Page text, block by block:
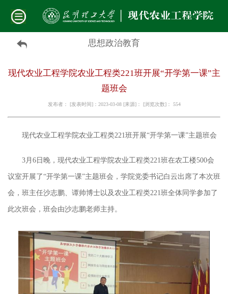
思想政治教育
现代农业工程学院农业工程类221班开展“开学第一课”主
题班会
发布者： [发表时间]：2023-03-08 [来源]： [浏览次数]： 554
现代农业工程学院农业工程类221班开展“开学第一课”主题班会
3月6日晚，现代农业工程学院农业工程类221班在农工楼500会
议室开展了“开学第一课”主题班会，学院党委书记白云出席了本次班
会，班主任沙志鹏、谭帅博士以及农业工程类221班全体同学参加了
此次班会，班会由沙志鹏老师主持。